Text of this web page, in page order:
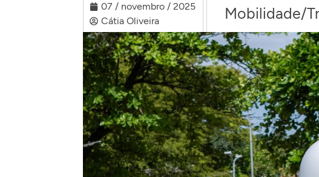
07 / novembro / 2025
Cátia Oliveira
Mobilidade/